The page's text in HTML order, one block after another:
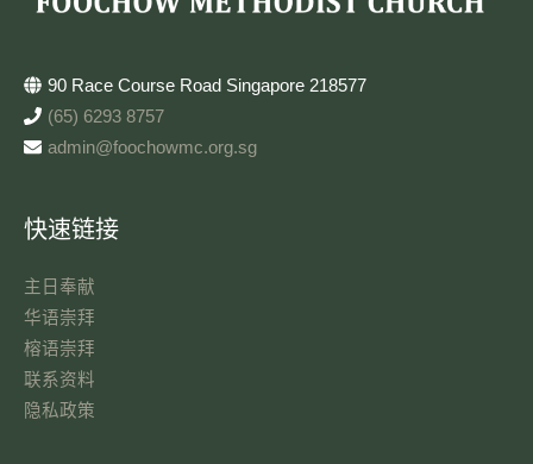
90 Race Course Road Singapore 218577
(65) 6293 8757
admin@foochowmc.org.sg
快速链接
主日奉献​
华语崇拜
榕语崇拜
联系资料​
隐私政策